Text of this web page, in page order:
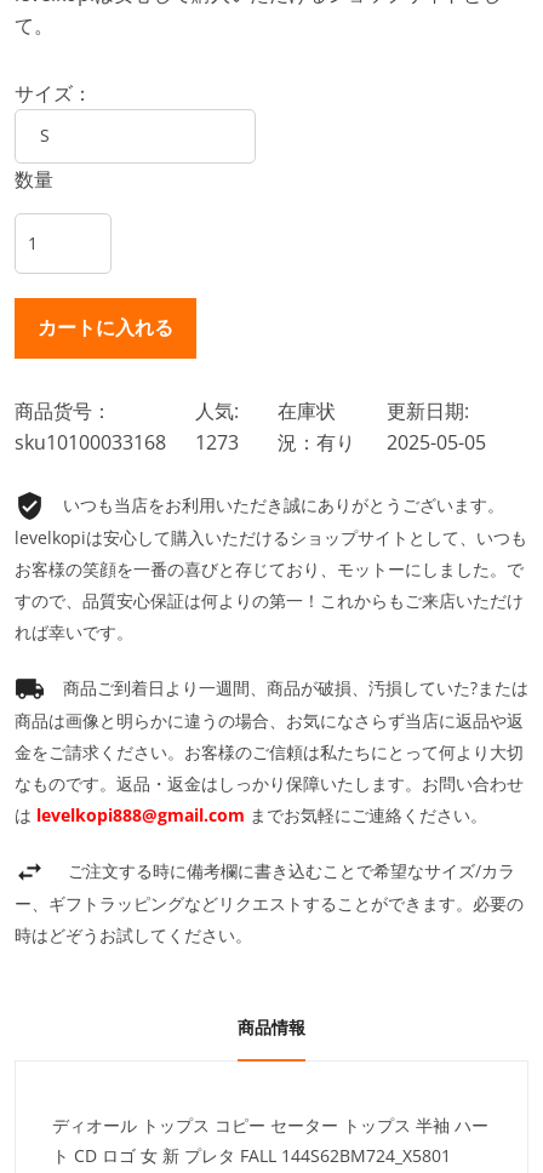
て。
サイズ：
数量
商品货号：
sku10100033168
人気:
1273
在庫状
況：有り
更新日期:
2025-05-05
いつも当店をお利用いただき誠にありがとうございます。
levelkopiは安心して購入いただけるショップサイトとして、いつも
お客様の笑顔を一番の喜びと存じており、モットーにしました。で
すので、品質安心保証は何よりの第一！これからもご来店いただけ
れば幸いです。
商品ご到着日より一週間、商品が破損、汚損していた?または
商品は画像と明らかに違うの場合、お気になさらず当店に返品や返
金をご請求ください。お客様のご信頼は私たちにとって何より大切
なものです。返品・返金はしっかり保障いたします。お問い合わせ
は levelkopi888@gmail.com までお気軽にご連絡ください。
ご注文する時に備考欄に書き込むことで希望なサイズ/カラ
ー、ギフトラッピングなどリクエストすることができます。必要の
時はどぞうお試してください。
商品情報
ディオール トップス コピー セーター トップス 半袖 ハー
ト CD ロゴ 女 新 プレタ FALL 144S62BM724_X5801